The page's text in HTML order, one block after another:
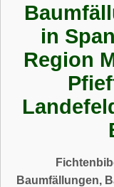
in
Region
Baumfällungen,